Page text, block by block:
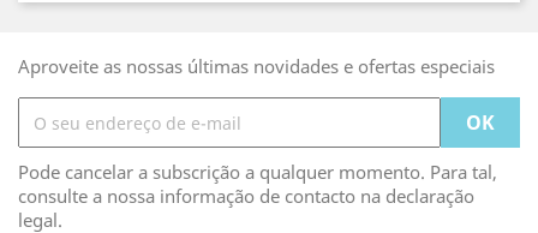
Aproveite as nossas últimas novidades e ofertas especiais
Pode cancelar a subscrição a qualquer momento. Para tal,
consulte a nossa informação de contacto na declaração
legal.